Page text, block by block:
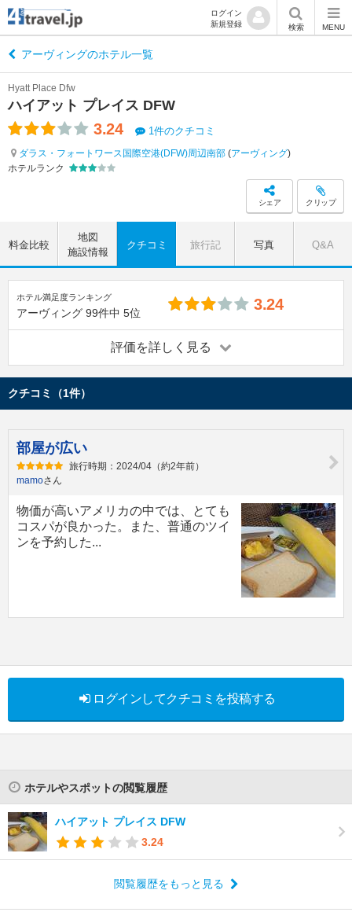
ログイン
新規登録
検索 MENU
アーヴィングのホテル一覧
ハイアット プレイス DFW
Hyatt Place Dfw
3.24 1件のクチコミ
ダラス・フォートワース国際空港(DFW)周辺南部 (アーヴィング)
ホテルランク
シェア クリップ
料金比較
地図
施設情報
クチコミ 旅行記 写真 Q&A
ホテル満足度ランキング
アーヴィング 99件中 5位 3.24
評価を詳しく見る
クチコミ（1件）
部屋が広い
旅行時期：2024/04（約2年前）
mamoさん
物価が高いアメリカの中では、とても
コスパが良かった。また、普通のツイ
ンを予約した...
ログインしてクチコミを投稿する
ホテルやスポットの閲覧履歴
ハイアット プレイス DFW
3.24
閲覧履歴をもっと見る